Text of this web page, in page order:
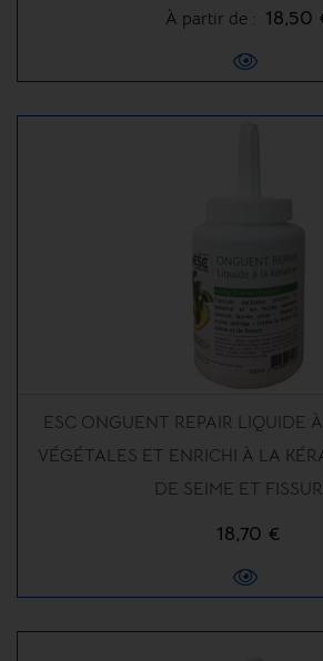
À partir de : 18,50
ESC ONGUENT REPAIR LIQUIDE
VÉGÉTALES ET ENRICHI À LA
DE SEIME ET
18,70 €